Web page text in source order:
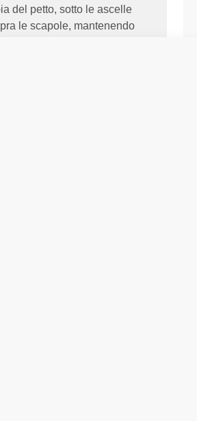
del petto, sotto le ascelle
le scapole, mantenendo